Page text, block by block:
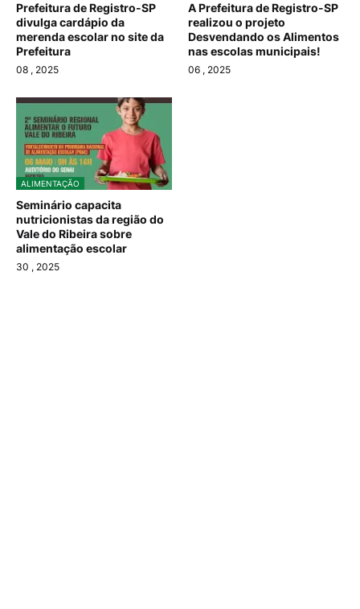
Prefeitura de Registro-SP
divulga cardápio da
merenda escolar no site da
Prefeitura
08 , 2025
A Prefeitura de Registro-SP
realizou o projeto
Desvendando os Alimentos
nas escolas municipais!
06 , 2025
ALIMENTAÇÃO
Seminário capacita
nutricionistas da região do
Vale do Ribeira sobre
alimentação escolar
30 , 2025